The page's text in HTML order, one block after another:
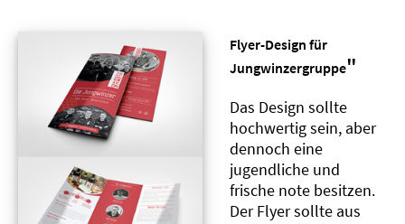
Flyer-Design für
Jungwinzergruppe"
Das Design sollte
hochwertig sein, aber
dennoch eine
jugendliche und
frische note besitzen.
Der Flyer sollte aus